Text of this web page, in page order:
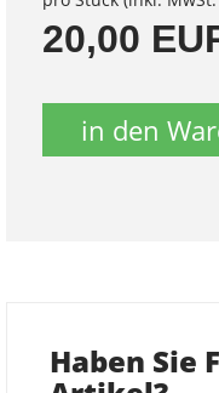
20,00
in den
Haben Sie